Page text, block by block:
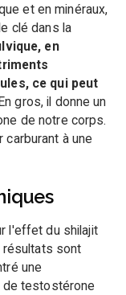
et en minéraux,
clé dans la
en
ce qui peut
En gros, il donne un
de notre corps.
carburant à une
l'effet du shilajit
sont
une
de testostérone